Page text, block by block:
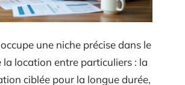
une niche précise dans le
la location entre particuliers : la
ciblée pour la longue durée,